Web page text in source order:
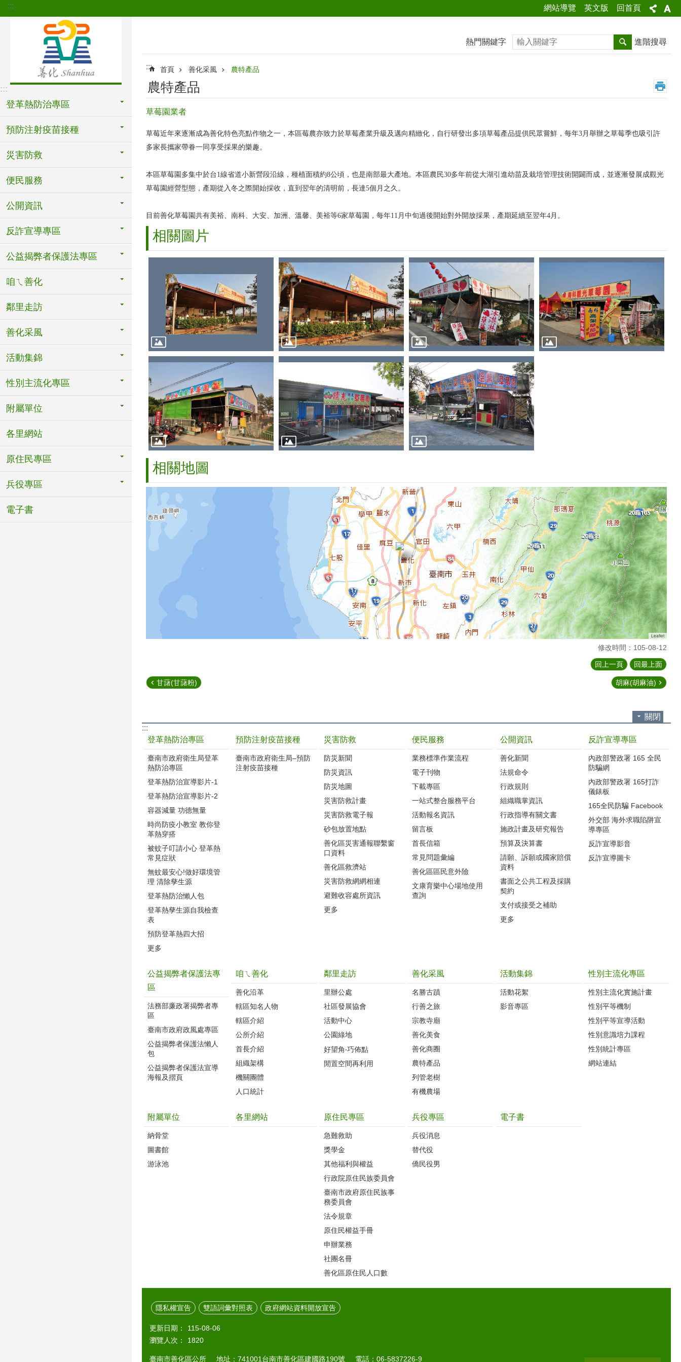
跳到主要內容區塊
::: 網站導覽 英文版 回首頁
:::
登革熱防治專區
預防注射疫苗接種
災害防救
便民服務
公開資訊
反詐宣導專區
公益揭弊者保護法專區
咱ㄟ善化
鄰里走訪
善化采風
活動集錦
性別主流化專區
附屬單位
各里網站
原住民專區
兵役專區
電子書
熱門關鍵字 搜尋 進階搜尋
::: 首頁 善化采風 農特產品
農特產品
草莓園業者
草莓近年來逐漸成為善化特色亮點作物之一，本區莓農亦致力於草莓產業升級及邁向精緻化，自行研發出多項草莓產品提供民眾嘗鮮，每年3月舉辦之草莓季也吸引許
多家長攜家帶眷一同享受採果的樂趣。
本區草莓園多集中於台1線省道小新營段沿線，種植面積約8公頃，也是南部最大產地。本區農民30多年前從大湖引進幼苗及栽培管理技術開闢而成，並逐漸發展成觀光
草莓園經營型態，產期從入冬之際開始採收，直到翌年的清明前，長達5個月之久。
目前善化草莓園共有美裕、南科、大安、加洲、溫馨、美裕等6家草莓園，每年11月中旬過後開始對外開放採果，產期延續至翌年4月。
相關圖片
相關地圖
Leaflet
修改時間：105-08-12
回上一頁 回最上面
甘藷(甘藷粉) 胡麻(胡麻油)
關閉
:::
登革熱防治專區
臺南市政府衛生局登革
熱防治專區
登革熱防治宣導影片-1
登革熱防治宣導影片-2
容器減量 功德無量
時尚防疫小教室 教你登
革熱穿搭
被蚊子叮請小心 登革熱
常見症狀
無蚊最安心!做好環境管
理 清除孳生源
登革熱防治懶人包
登革熱孳生源自我檢查
表
預防登革熱四大招
更多
預防注射疫苗接種
臺南市政府衛生局–預防
注射疫苗接種
災害防救
防災新聞
防災資訊
防災地圖
災害防救計畫
災害防救電子報
砂包放置地點
善化區災害通報聯繫窗
口資料
善化區救濟站
災害防救網網相連
避難收容處所資訊
更多
便民服務
業務標準作業流程‭
電子刊物
下載專區
一站式整合服務平台
活動報名資訊
留言板
首長信箱
常見問題彙編
善化區區民意外險
文康育樂中心場地使用
查詢
公開資訊
善化新聞
法規命令
行政規則
組織職掌資訊
行政指導有關文書
施政計畫及研究報告
預算及決算書
請願、訴願或國家賠償
資料
書面之公共工程及採購
契約
支付或接受之補助
更多
反詐宣導專區
內政部警政署 165 全民
防騙網
內政部警政署 165打詐
儀錶板
165全民防騙 Facebook
外交部 海外求職陷阱宣
導專區
反詐宣導影音
反詐宣導圖卡
公益揭弊者保護法專
區
法務部廉政署揭弊者專
區
臺南市政府政風處專區
公益揭弊者保護法懶人
包
公益揭弊者保護法宣導
海報及摺頁
咱ㄟ善化
善化沿革‭
轄區知名人物‭
轄區介紹
公所介紹
首長介紹
組織架構
機關團體
人口統計
鄰里走訪
里辦公處‭ ‭
社區發展協會‭
活動中心
公園綠地
好望角‧巧佈點
閒置空間再利用
善化采風
名勝古蹟
行善之旅
宗教寺廟
善化美食
善化商圈
農特產品
列管老樹
有機農場
活動集錦
活動花絮
影音專區
性別主流化專區
性別主流化實施計畫
性別平等機制
性別平等宣導活動
性別意識培力課程
性別統計專區
網站連結
附屬單位
納骨堂
圖書館
游泳池
各里網站 原住民專區
急難救助
獎學金
其他福利與權益
行政院原住民族委員會
臺南市政府原住民族事
務委員會
法令規章
原住民權益手冊
申辦業務
社團名冊
善化區原住民人口數
兵役專區
兵役消息
替代役
僑民役男
電子書
隱私權宣告 雙語詞彙對照表 政府網站資料開放宣告
更新日期：
115-08-06
瀏覽人次：
1820
臺南市善化區公所 地址：741001台南市善化區建國路190號 電話：06-5837226-9